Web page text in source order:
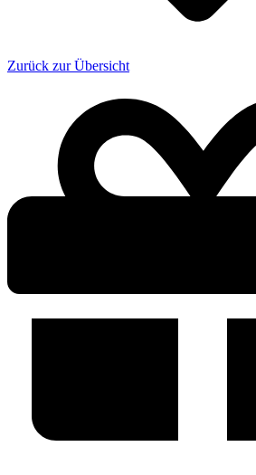
Zurück zur Übersicht